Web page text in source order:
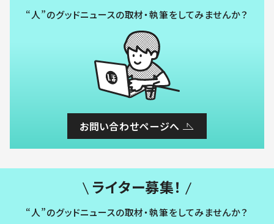
“人”のグッドニュースの取材・執筆をしてみませんか？
お問い合わせページへ
ライター募集！
“人”のグッドニュースの取材・執筆をしてみませんか？